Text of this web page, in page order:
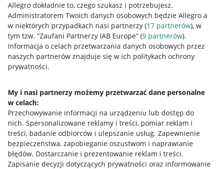
Allegro dokładnie to, czego szukasz i potrzebujesz.
Administratorem Twoich danych osobowych będzie Allegro a
w niektórych przypadkach nasi partnerzy (17 partnerów), w
tym tzw. “Zaufani Partnerzy IAB Europe” (9 partnerów).
Informacja o celach przetwarzania danych osobowych przez
naszych partnerów znajduje się w ich politykach ochrony
prywatności.
My i nasi partnerzy możemy przetwarzać dane personalne
w celach:
Przechowywanie informacji na urządzeniu lub dostęp do
nich. Spersonalizowane reklamy i treści, pomiar reklam i
treści, badanie odbiorców i ulepszanie usług. Zapewnienie
bezpieczeństwa, zapobieganie oszustwom i naprawianie
błędów. Dostarczanie i prezentowanie reklam i treści.
Zapisanie decyzji dotyczących prywatności oraz informowanie
Przydatne informacje
Jak to działa
Allegro Gadane dla sprzedających
Allegro Gadane dla kupujących
Mapa miejscowości
Informacje prawne